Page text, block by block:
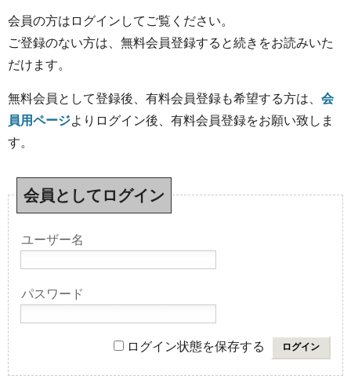
会員の方はログインしてご覧ください。
ご登録のない方は、無料会員登録すると続きをお読みいた
だけます。
無料会員として登録後、有料会員登録も希望する方は、 会
員用ページよりログイン後、有料会員登録をお願い致しま
す。
会員としてログイン
ユーザー名
パスワード
ログイン状態を保存する